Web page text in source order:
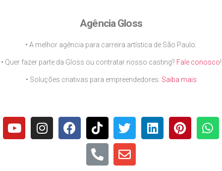
Agência Gloss
• A melhor agência para carreira artística de São Paulo.
• Quer fazer parte da Gloss ou contratar nosso casting? Fale conosco!
• Soluções criativas para empreendedores. Saiba mais